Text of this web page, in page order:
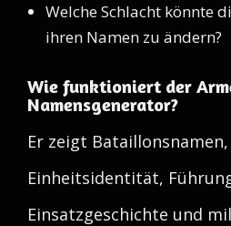
Welche Schlacht könnte
ihren Namen zu ändern?
Wie funktioniert der
Namensgenerator?
Er zeigt
Einheitsidentität,
Einsatzgeschichte und